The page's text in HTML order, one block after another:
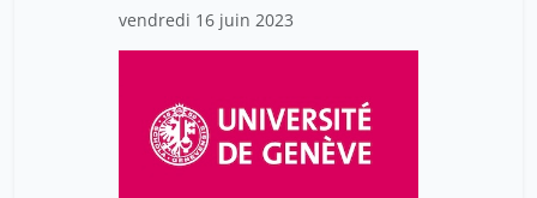
Endocrinology
vendredi 16 juin 2023